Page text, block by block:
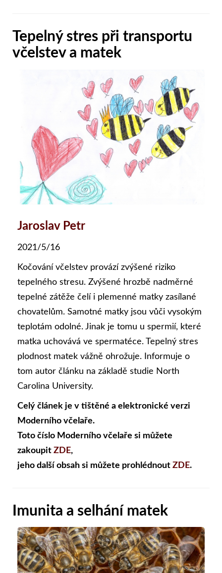
Tepelný stres při transportu
včelstev a matek
Jaroslav Petr
2021/5/16
Kočování včelstev provází zvýšené riziko
tepelného stresu. Zvýšené hrozbě nadměrné
tepelné zátěže čelí i plemenné matky zasílané
chovatelům. Samotné matky jsou vůči vysokým
teplotám odolné. Jinak je tomu u spermií, které
matka uchovává ve spermatéce. Tepelný stres
plodnost matek vážně ohrožuje. Informuje o
tom autor článku na základě studie North
Carolina University.
Celý článek je v tištěné a elektronické verzi
Moderního včelaře.
Toto číslo Moderního včelaře si můžete
zakoupit ZDE,
jeho další obsah si můžete prohlédnout ZDE.
Imunita a selhání matek